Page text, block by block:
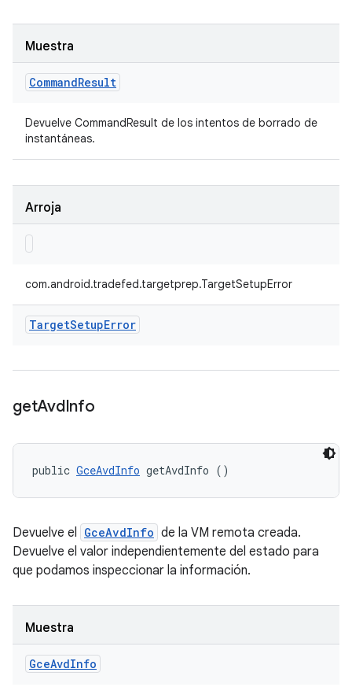
Muestra
CommandResult
Devuelve CommandResult de los intentos de borrado de
instantáneas.
Arroja
com.android.tradefed.targetprep.TargetSetupError
TargetSetupError
getAvdInfo
public GceAvdInfo getAvdInfo ()
Devuelve el GceAvdInfo de la VM remota creada.
Devuelve el valor independientemente del estado para
que podamos inspeccionar la información.
Muestra
GceAvdInfo